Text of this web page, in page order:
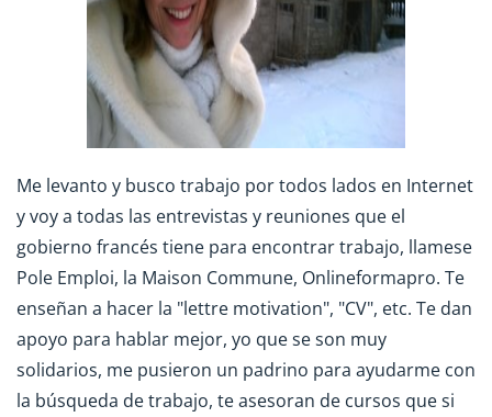
Me levanto y busco trabajo por todos lados en Internet
y voy a todas las entrevistas y reuniones que el
gobierno francés tiene para encontrar trabajo, llamese
Pole Emploi, la Maison Commune, Onlineformapro. Te
enseñan a hacer la "lettre motivation", "CV", etc. Te dan
apoyo para hablar mejor, yo que se son muy
solidarios, me pusieron un padrino para ayudarme con
la búsqueda de trabajo, te asesoran de cursos que si